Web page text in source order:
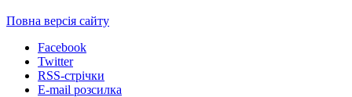
Повна версія сайту
Facebook
Twitter
RSS-стрічки
E-mail розсилка